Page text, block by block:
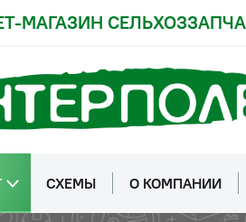
МАГАЗИН
СХЕМЫ О КОМПАНИИ